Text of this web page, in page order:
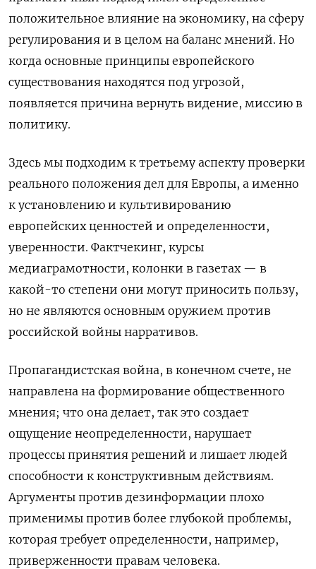
положительное влияние на экономику, на сферу
регулирования и в целом на баланс мнений. Но
когда основные принципы европейского
существования находятся под угрозой,
появляется причина вернуть видение, миссию в
политику.
Здесь мы подходим к третьему аспекту проверки
реального положения дел для Европы, а именно
к установлению и культивированию
европейских ценностей и определенности,
уверенности. Фактчекинг, курсы
медиаграмотности, колонки в газетах — в
какой-то степени они могут приносить пользу,
но не являются основным оружием против
российской войны нарративов.
Пропагандистская война, в конечном счете, не
направлена на формирование общественного
мнения; что она делает, так это создает
ощущение неопределенности, нарушает
процессы принятия решений и лишает людей
способности к конструктивным действиям.
Аргументы против дезинформации плохо
применимы против более глубокой проблемы,
которая требует определенности, например,
приверженности правам человека.